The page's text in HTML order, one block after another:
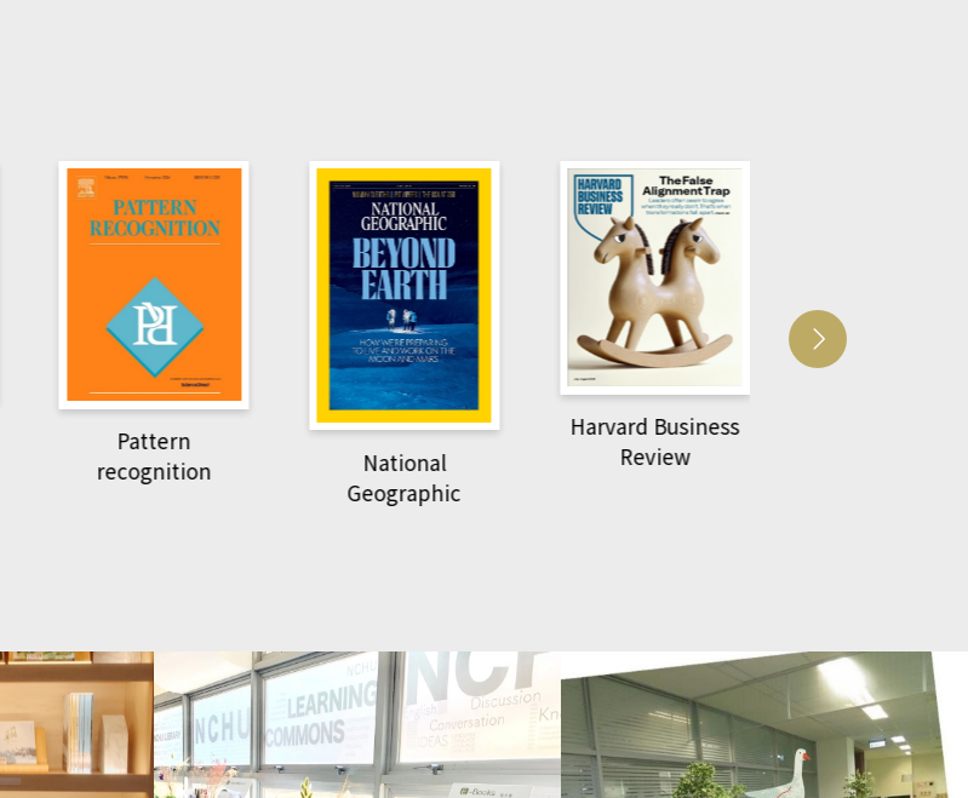
Pattern
recognition
National
Geographic
Harvard Business
Review